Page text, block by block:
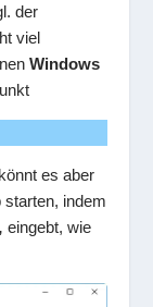
der
viel
Windows
es aber
indem
eingebt, wie